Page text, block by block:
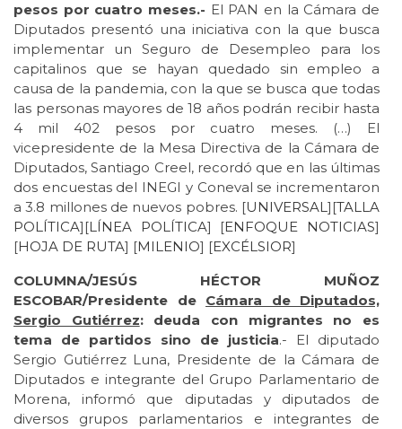
pesos por cuatro meses.- El PAN en la Cámara de
Diputados presentó una iniciativa con la que busca
implementar un Seguro de Desempleo para los
capitalinos que se hayan quedado sin empleo a
causa de la pandemia, con la que se busca que todas
las personas mayores de 18 años podrán recibir hasta
4 mil 402 pesos por cuatro meses. (…) El
vicepresidente de la Mesa Directiva de la Cámara de
Diputados, Santiago Creel, recordó que en las últimas
dos encuestas del INEGI y Coneval se incrementaron
a 3.8 millones de nuevos pobres. [UNIVERSAL][TALLA
POLÍTICA][LÍNEA POLÍTICA] [ENFOQUE NOTICIAS]
[HOJA DE RUTA] [MILENIO] [EXCÉLSIOR]
COLUMNA/JESÚS HÉCTOR MUÑOZ
ESCOBAR/Presidente de Cámara de Diputados,
Sergio Gutiérrez: deuda con migrantes no es
tema de partidos sino de justicia.- El diputado
Sergio Gutiérrez Luna, Presidente de la Cámara de
Diputados e integrante del Grupo Parlamentario de
Morena, informó que diputadas y diputados de
diversos grupos parlamentarios e integrantes de